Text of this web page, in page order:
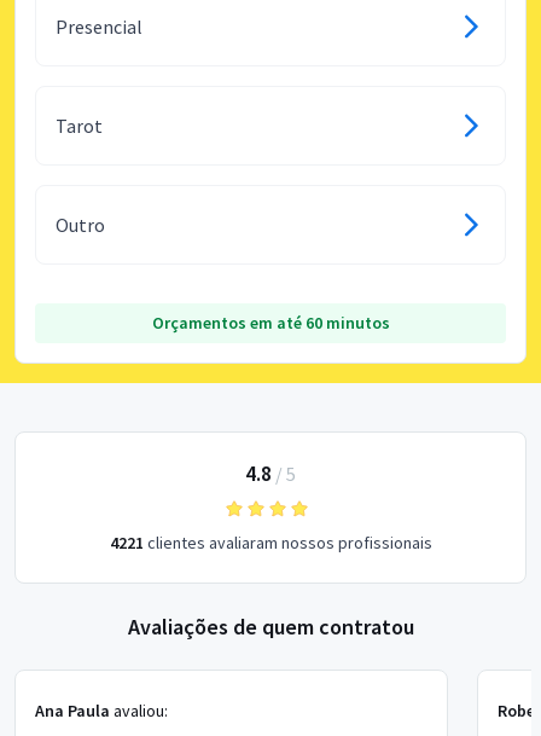
Presencial
Tarot
Outro
Orçamentos em até 60 minutos
4.8 / 5
4221 clientes avaliaram nossos profissionais
Avaliações de quem contratou
Ana Paula avaliou: